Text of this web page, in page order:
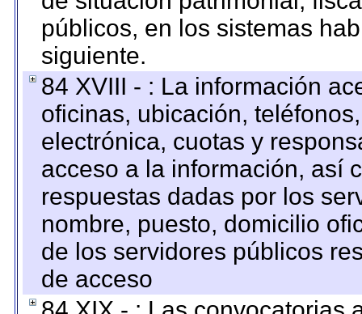
públicos, en los sistemas
siguiente.
84 XVIII - : La información
oficinas, ubicación,
electrónica, cuotas y
acceso a la información, así
respuestas dadas por los
nombre, puesto, domicilio
de los servidores públicos
de acceso